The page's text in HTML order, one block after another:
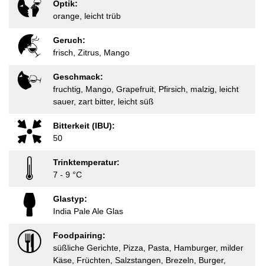
Optik:
orange, leicht trüb
Geruch:
frisch, Zitrus, Mango
Geschmack:
fruchtig, Mango, Grapefruit, Pfirsich, malzig, leicht
sauer, zart bitter, leicht süß
Bitterkeit (IBU):
50
Trinktemperatur:
7 - 9 °C
Glastyp:
India Pale Ale Glas
Foodpairing:
süßliche Gerichte, Pizza, Pasta, Hamburger, milder
Käse, Früchten, Salzstangen, Brezeln, Burger,